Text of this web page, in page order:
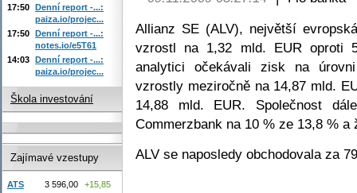
Allianz SE (ALV), největší
vzrostl na 1,32 mld. EUR oproti
analytici očekávali zisk na
vzrostly meziročně na 14,87 mld.
14,88 mld. EUR. Společnost
Commerzbank na 10 % ze 13,8 %
ALV se naposledy obchodovala za
17:50 Denní report -...:
paiza.io/projec...
17:50 Denní report -...:
notes.io/e5T61
14:03 Denní report -...:
paiza.io/projec...
Škola investování
Zajímavé vzestupy
ATS 3 596,00
+15,85